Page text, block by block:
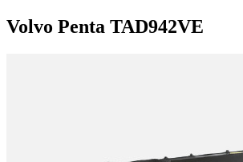
Volvo Penta TAD942VE